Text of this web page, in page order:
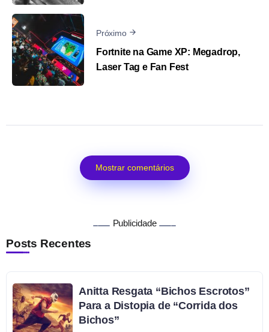
Próximo
Fortnite na Game XP: Megadrop,
Laser Tag e Fan Fest
Mostrar comentários
Publicidade
Posts Recentes
Anitta Resgata “Bichos Escrotos”
Para a Distopia de “Corrida dos
Bichos”